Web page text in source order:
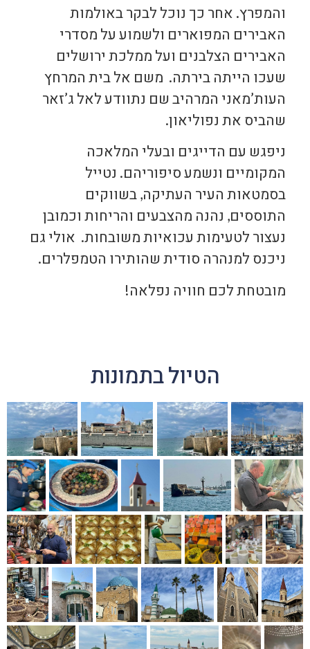
והמפרץ. אחר כך נוכל לבקר באולמות
האבירים המפוארים ולשמוע על מסדרי
האבירים הצלבנים ועל ממלכת ירושלים
שעכו הייתה בירתה. משם אל בית המרחץ
העות’מאני המרהיב שם נתוודע לאל ג’זאר
שהביס את נפוליאון.
ניפגש עם הדייגים ובעלי המלאכה
המקומיים ונשמע סיפוריהם. נטייל
בסמטאות העיר העתיקה, בשווקים
התוססים, נהנה מהצבעים והריחות וכמובן
נעצור לטעימות עכואיות משובחות. אולי גם
ניכנס למנהרה סודית שהותירו הטמפלרים.
מובטחת לכם חוויה נפלאה!
הטיול בתמונות